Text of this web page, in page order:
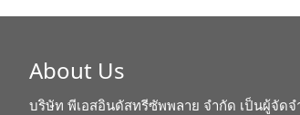
About Us
บริษัท พีเอสอินดัสทรีซัพพลาย จำกัด เป็นผู้จัด